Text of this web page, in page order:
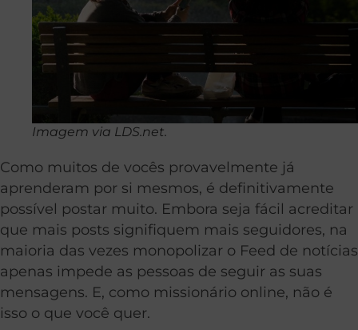
Imagem via LDS.net.
Como muitos de vocês provavelmente já
aprenderam por si mesmos, é definitivamente
possível postar muito. Embora seja fácil acreditar
que mais posts signifiquem mais seguidores, na
maioria das vezes monopolizar o Feed de notícias
apenas impede as pessoas de seguir as suas
mensagens. E, como missionário online, não é
isso o que você quer.